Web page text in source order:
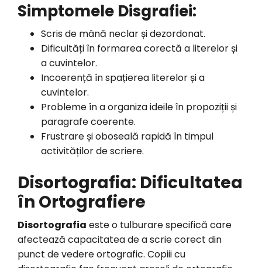
Simptomele Disgrafiei:
Scris de mână neclar și dezordonat.
Dificultăți în formarea corectă a literelor și
a cuvintelor.
Incoerență în spațierea literelor și a
cuvintelor.
Probleme în a organiza ideile în propoziții și
paragrafe coerente.
Frustrare și oboseală rapidă în timpul
activităților de scriere.
Disortografia: Dificultatea
în Ortografiere
Disortografia este o tulburare specifică care
afectează capacitatea de a scrie corect din
punct de vedere ortografic. Copiii cu